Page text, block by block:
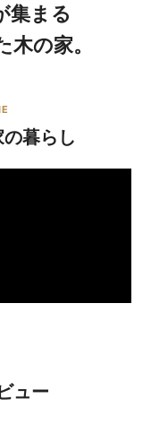
集まる
の家。
暮らし
ュー